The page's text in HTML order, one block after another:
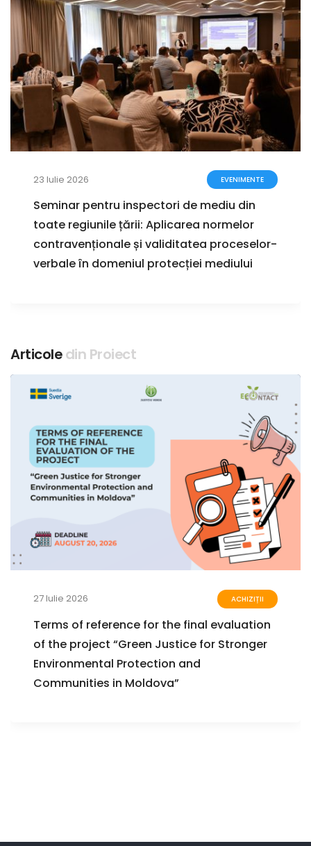
23 Iulie 2026 EVENIMENTE
Seminar pentru inspectori de mediu din
toate regiunile țării: Aplicarea normelor
contravenționale și validitatea proceselor-
verbale în domeniul protecției mediului
Articoledin Proiect
27 Iulie 2026 ACHIZIȚII
Terms of reference for the final evaluation
of the project “Green Justice for Stronger
Environmental Protection and
Communities in Moldova”